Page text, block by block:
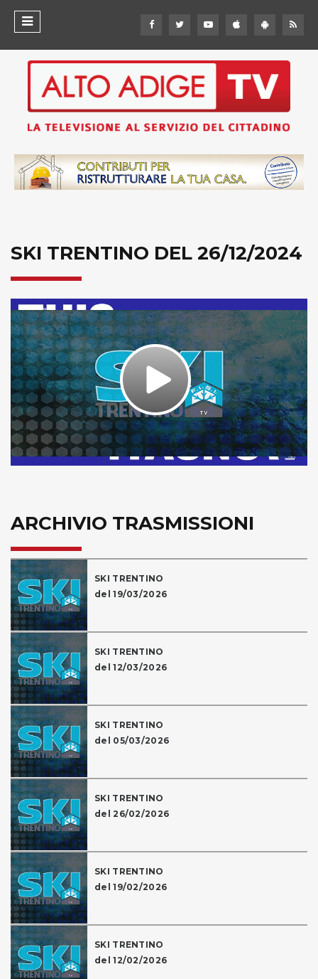
SKI TRENTINO DEL 26/12/2024
Play
ARCHIVIO TRASMISSIONI
SKI TRENTINO
del 19/03/2026
SKI TRENTINO
del 12/03/2026
SKI TRENTINO
del 05/03/2026
SKI TRENTINO
del 26/02/2026
SKI TRENTINO
del 19/02/2026
SKI TRENTINO
del 12/02/2026